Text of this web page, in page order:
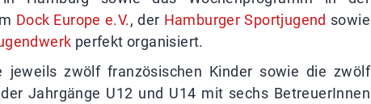
Dock Europe e.V., der Hamburger Sportjugend sowie
perfekt organisiert.
jeweils zwölf französischen Kinder sowie die zwölf
Jahrgänge U12 und U14 mit sechs BetreuerInnen